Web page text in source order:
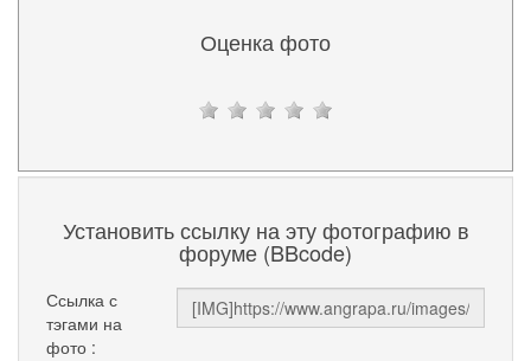
Оценка фото
Установить ссылку на эту фотографию в
форуме (BBcode)
Ссылка с
тэгами на
фото :